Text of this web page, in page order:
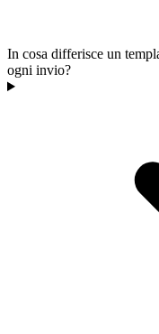
In cosa differisce un
ogni invio?